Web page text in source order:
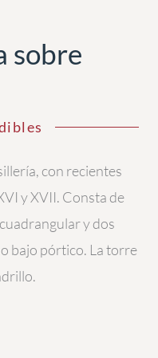
sobre
con recientes
y XVII. Consta de
y dos
bajo pórtico. La torre